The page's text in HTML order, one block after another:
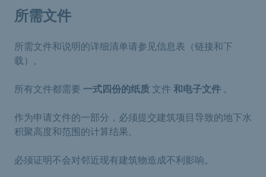
所需文件
所需文件和说明的详细清单请参见信息表（链接和下
载）。
所有文件都需要 一式四份的纸质 文件 和电子文件 。
作为申请文件的一部分，必须提交建筑项目导致的地下水
积聚高度和范围的计算结果。
必须证明不会对邻近现有建筑物造成不利影响。